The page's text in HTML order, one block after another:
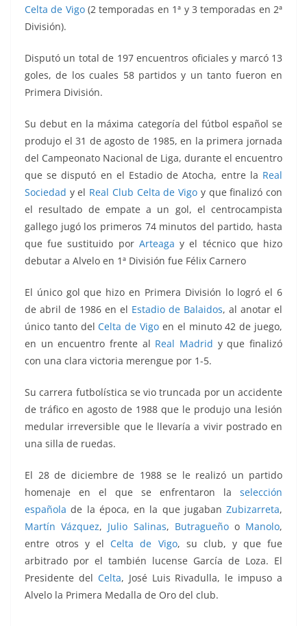
Celta de Vigo(2 temporadas en 1ª y 3 temporadas en 2ª
División).
Disputó un total de 197 encuentros oficiales y marcó 13
goles, de los cuales 58 partidos y un tanto fueron en
Primera División.
Su debut en la máxima categoría del fútbol español se
produjo el 31 de agosto de 1985, en la primera jornada
del Campeonato Nacional de Liga, durante el encuentro
que se disputó en el Estadio de Atocha, entre la Real
Sociedad y el Real Club Celta de Vigo y que finalizó con
el resultado de empate a un gol, el centrocampista
gallego jugó los primeros 74 minutos del partido, hasta
que fue sustituido por Arteaga y el técnico que hizo
debutar a Alvelo en 1ª División fue Félix Carnero
El único gol que hizo en Primera División lo logró el 6
de abril de 1986 en el Estadio de Balaidos, al anotar el
único tanto del Celta de Vigo en el minuto 42 de juego,
en un encuentro frente al Real Madrid y que finalizó
con una clara victoria merengue por 1-5.
Su carrera futbolística se vio truncada por un accidente
de tráfico en agosto de 1988 que le produjo una lesión
medular irreversible que le llevaría a vivir postrado en
una silla de ruedas.
El 28 de diciembre de 1988 se le realizó un partido
homenaje en el que se enfrentaron la selección
española de la época, en la que jugaban Zubizarreta,
Martín Vázquez, Julio Salinas, Butragueñoo Manolo,
entre otros y el Celta de Vigo, su club, y que fue
arbitrado por el también lucense García de Loza. El
Presidente del Celta, José Luis Rivadulla, le impuso a
Alvelo la Primera Medalla de Oro del club.